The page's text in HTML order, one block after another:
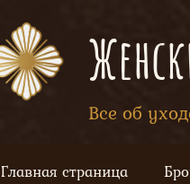
Все об
Главная страница